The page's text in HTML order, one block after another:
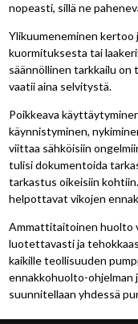
nopeasti, sillä ne
Ylikuumeneminen kertoo
kuormituksesta tai
säännöllinen tarkkailu on
vaatii aina selvitystä.
Poikkeava
käynnistyminen,
viittaa sähköisiin
tulisi dokumentoida
tarkastus oikeisiin
helpottavat vikojen
Ammattitaitoinen huolto
luotettavasti ja
kaikille teollisuuden
ennakkohuolto-
suunnitellaan yhdessä